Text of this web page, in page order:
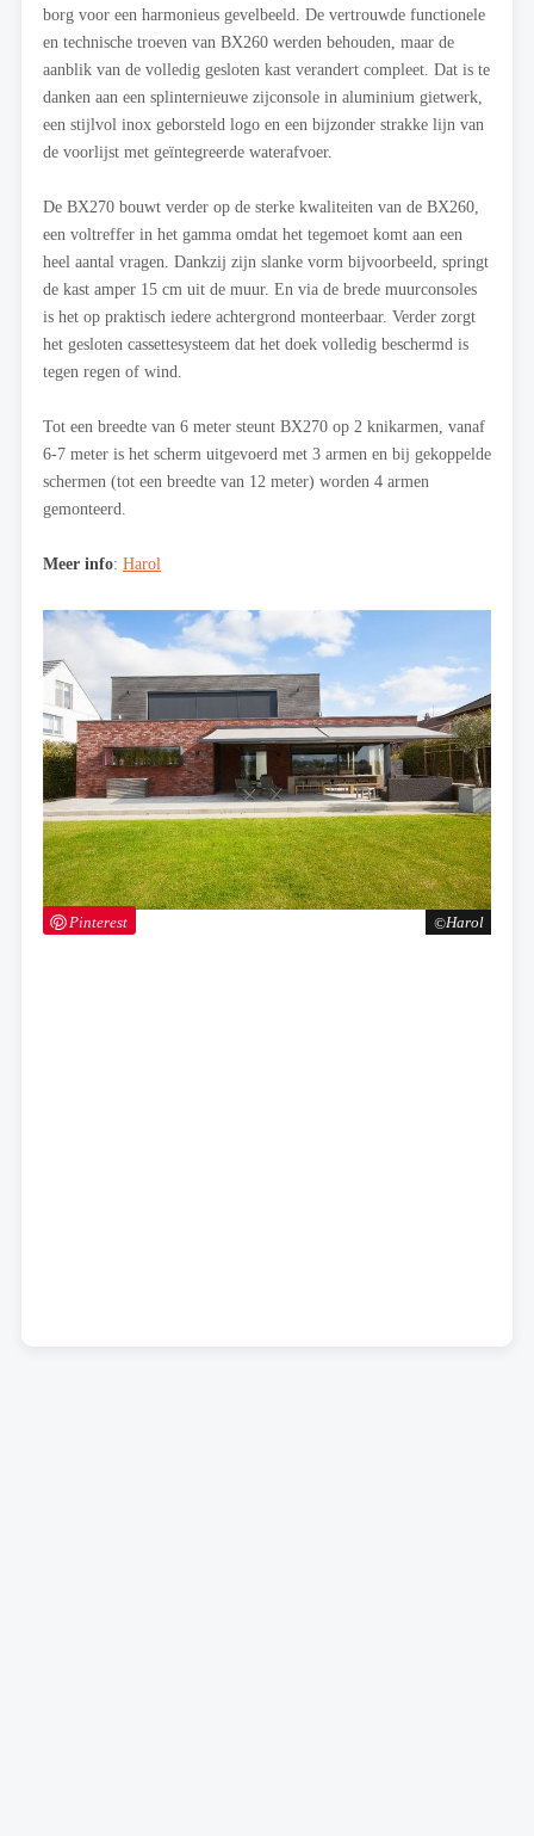
Harol
Pinterest
borg voor een harmonieus gevelbeeld. De vertrouwde functionele
en technische troeven van BX260 werden behouden, maar de
aanblik van de volledig gesloten kast verandert compleet. Dat is te
danken aan een splinternieuwe zijconsole in aluminium gietwerk,
een stijlvol inox geborsteld logo en een bijzonder strakke lijn van
de voorlijst met geïntegreerde waterafvoer.
De BX270 bouwt verder op de sterke kwaliteiten van de BX260,
een voltreffer in het gamma omdat het tegemoet komt aan een
heel aantal vragen. Dankzij zijn slanke vorm bijvoorbeeld, springt
de kast amper 15 cm uit de muur. En via de brede muurconsoles
is het op praktisch iedere achtergrond monteerbaar. Verder zorgt
het gesloten cassettesysteem dat het doek volledig beschermd is
tegen regen of wind.
Tot een breedte van 6 meter steunt BX270 op 2 knikarmen, vanaf
6-7 meter is het scherm uitgevoerd met 3 armen en bij gekoppelde
schermen (tot een breedte van 12 meter) worden 4 armen
gemonteerd.
Meer info: Harol